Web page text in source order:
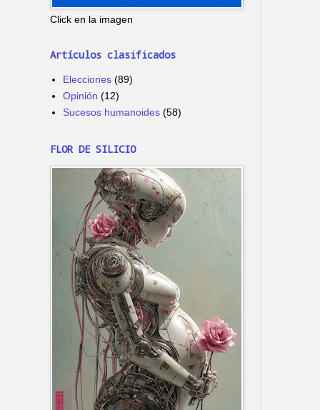
Click en la imagen
Artículos clasificados
Elecciones (89)
Opinión (12)
Sucesos humanoides (58)
FLOR DE SILICIO